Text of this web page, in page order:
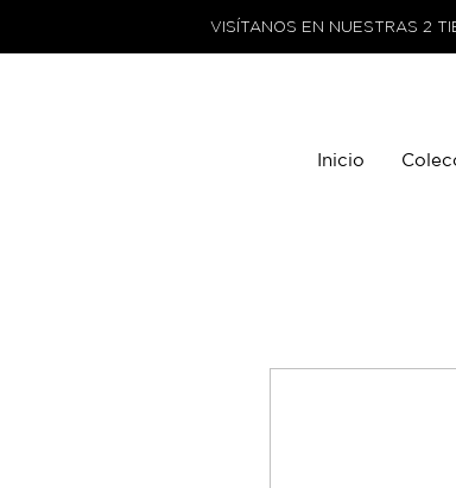
VISÍTANOS EN NUESTRAS 2
Inicio